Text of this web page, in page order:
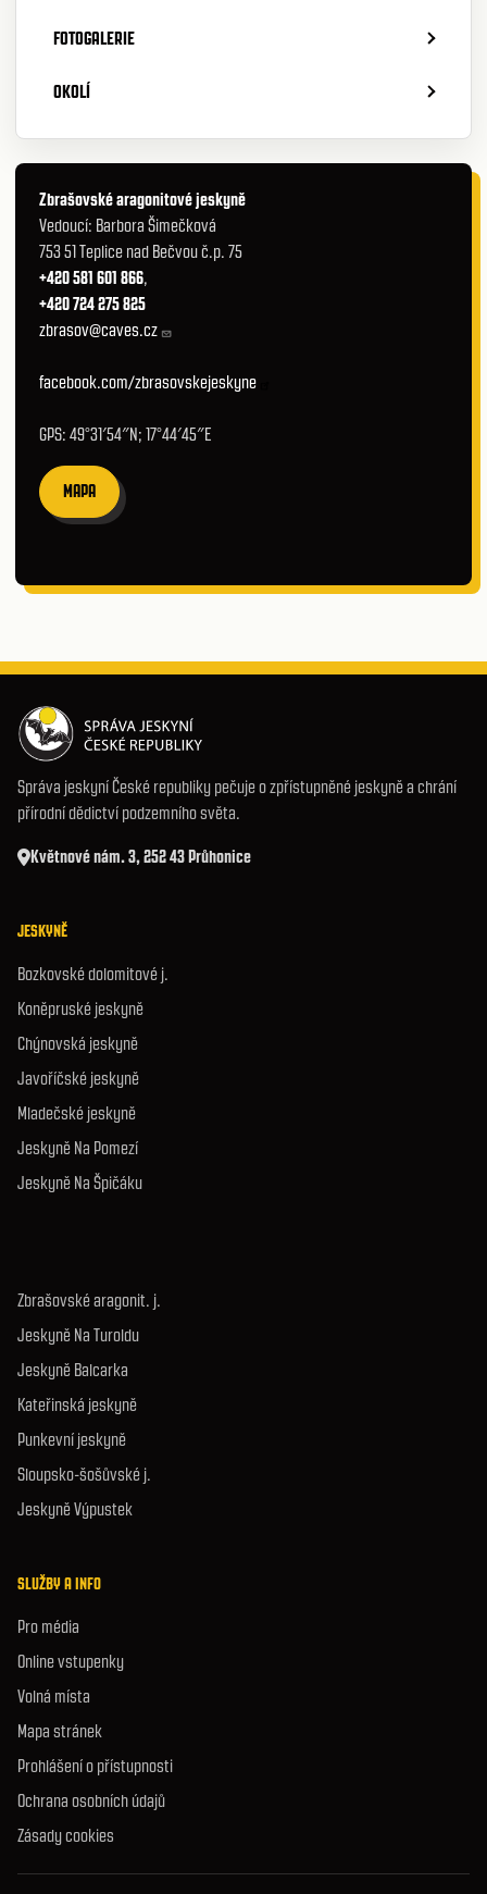
FOTOGALERIE
OKOLÍ
Zbrašovské aragonitové jeskyně
Vedoucí: Barbora Šimečková
753 51 Teplice nad Bečvou č.p. 75
+420 581 601 866,
+420 724 275 825
zbrasov@caves.cz
facebook.com/zbrasovskejeskyne
GPS: 49°31′54″N; 17°44′45″E
MAPA
Správa jeskyní České republiky pečuje o zpřístupněné jeskyně a chrání
přírodní dědictví podzemního světa.
Květnové nám. 3, 252 43 Průhonice
JESKYNĚ
Bozkovské dolomitové j.
Koněpruské jeskyně
Chýnovská jeskyně
Javoříčské jeskyně
Mladečské jeskyně
Jeskyně Na Pomezí
Jeskyně Na Špičáku
Zbrašovské aragonit. j.
Jeskyně Na Turoldu
Jeskyně Balcarka
Kateřinská jeskyně
Punkevní jeskyně
Sloupsko-šošůvské j.
Jeskyně Výpustek
SLUŽBY A INFO
Pro média
Online vstupenky
Volná místa
Mapa stránek
Prohlášení o přístupnosti
Ochrana osobních údajů
Zásady cookies